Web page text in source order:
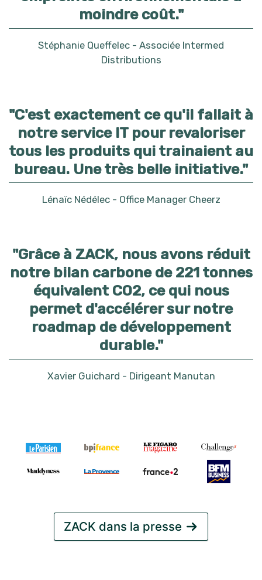
moindre coût."
Stéphanie Queffelec - Associée Intermed
Distributions
"C'est exactement ce qu'il fallait à
notre service IT pour revaloriser
tous les produits qui trainaient au
bureau. Une très belle initiative."
Lénaïc Nédélec - Office Manager Cheerz
"Grâce à ZACK, nous avons réduit
notre bilan carbone de 221 tonnes
équivalent CO2, ce qui nous
permet d'accélérer sur notre
roadmap de développement
durable."
Xavier Guichard - Dirigeant Manutan
ZACK dans la presse